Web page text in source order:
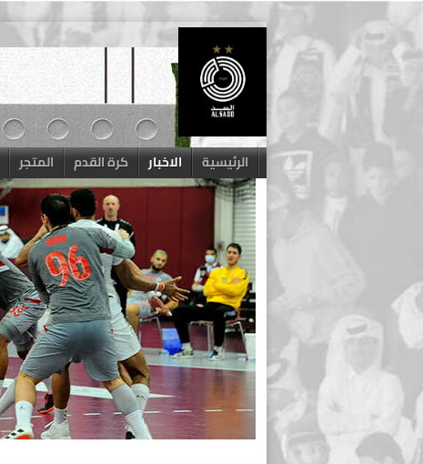
Skip
content
الرئيسية الاخبار كرة القدم المتجر